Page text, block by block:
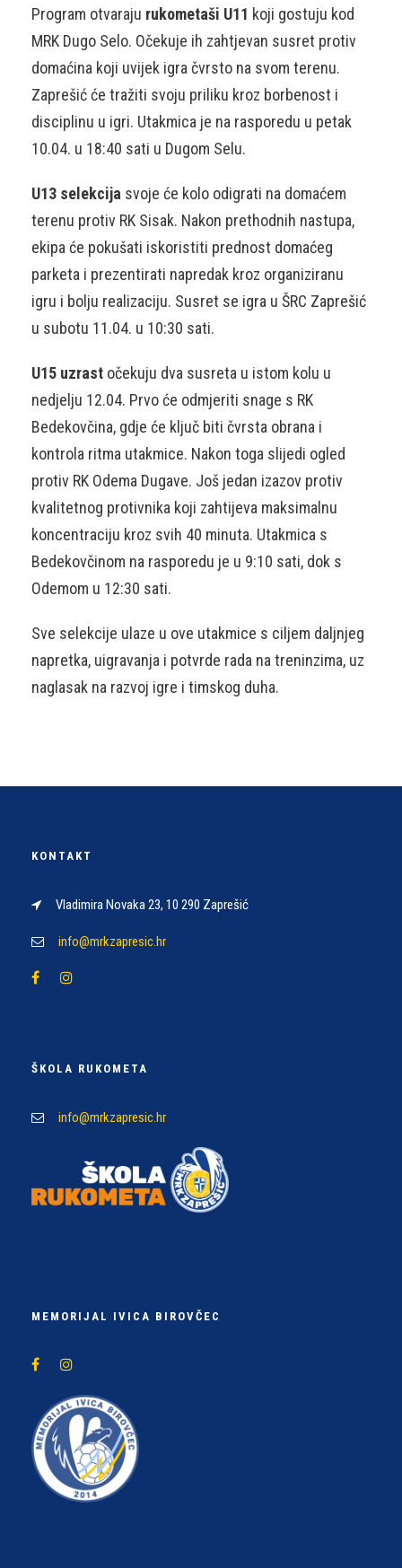
Program otvaraju rukometaši U11 koji gostuju kod
MRK Dugo Selo. Očekuje ih zahtjevan susret protiv
domaćina koji uvijek igra čvrsto na svom terenu.
Zaprešić će tražiti svoju priliku kroz borbenost i
disciplinu u igri. Utakmica je na rasporedu u petak
10.04. u 18:40 sati u Dugom Selu.
U13 selekcija svoje će kolo odigrati na domaćem
terenu protiv RK Sisak. Nakon prethodnih nastupa,
ekipa će pokušati iskoristiti prednost domaćeg
parketa i prezentirati napredak kroz organiziranu
igru i bolju realizaciju. Susret se igra u ŠRC Zaprešić
u subotu 11.04. u 10:30 sati.
U15 uzrast očekuju dva susreta u istom kolu u
nedjelju 12.04. Prvo će odmjeriti snage s RK
Bedekovčina, gdje će ključ biti čvrsta obrana i
kontrola ritma utakmice. Nakon toga slijedi ogled
protiv RK Odema Dugave. Još jedan izazov protiv
kvalitetnog protivnika koji zahtijeva maksimalnu
koncentraciju kroz svih 40 minuta. Utakmica s
Bedekovčinom na rasporedu je u 9:10 sati, dok s
Odemom u 12:30 sati.
Sve selekcije ulaze u ove utakmice s ciljem daljnjeg
napretka, uigravanja i potvrde rada na treninzima, uz
naglasak na razvoj igre i timskog duha.
KONTAKT
Vladimira Novaka 23, 10 290 Zaprešić
info@mrkzapresic.hr
ŠKOLA RUKOMETA
info@mrkzapresic.hr
MEMORIJAL IVICA BIROVČEC